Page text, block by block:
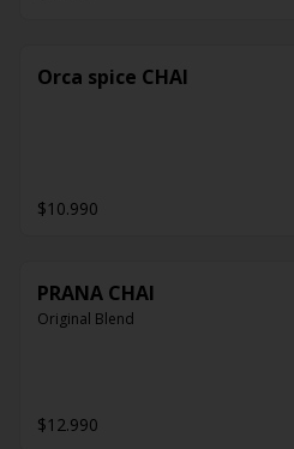
Orca spice CHAI
$10.990
PRANA CHAI
Original Blend
$12.990